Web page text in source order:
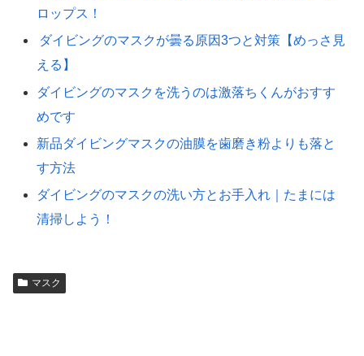
ロップス！
ダイビングのマスクが曇る原因3つと対策【めっさ見
える】
ダイビングのマスクを洗うのは激落ちくんがおすす
めです
新品ダイビングマスクの油膜を歯磨き粉よりも落と
す方法
ダイビングのマスクの洗い方とお手入れ｜たまには
清掃しよう！
マスク